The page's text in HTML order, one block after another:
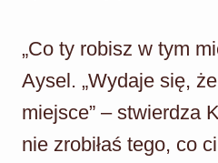
„Co ty robisz w tym
Aysel. „Wydaje się,
miejsce” – stwierdza
nie zrobiłaś tego, co